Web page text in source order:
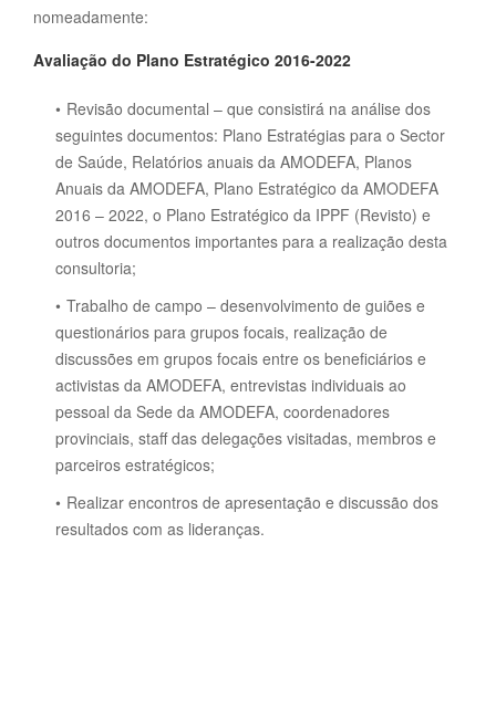
nomeadamente:
Avaliação do Plano Estratégico 2016-2022
Revisão documental – que consistirá na análise dos
seguintes documentos: Plano Estratégias para o Sector
de Saúde, Relatórios anuais da AMODEFA, Planos
Anuais da AMODEFA, Plano Estratégico da AMODEFA
2016 – 2022, o Plano Estratégico da IPPF (Revisto) e
outros documentos importantes para a realização desta
consultoria;
Trabalho de campo – desenvolvimento de guiões e
questionários para grupos focais, realização de
discussões em grupos focais entre os beneficiários e
activistas da AMODEFA, entrevistas individuais ao
pessoal da Sede da AMODEFA, coordenadores
provinciais, staff das delegações visitadas, membros e
parceiros estratégicos;
Realizar encontros de apresentação e discussão dos
resultados com as lideranças.